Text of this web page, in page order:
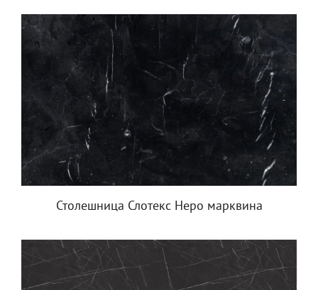
Столешница Слотекс Неро марквина